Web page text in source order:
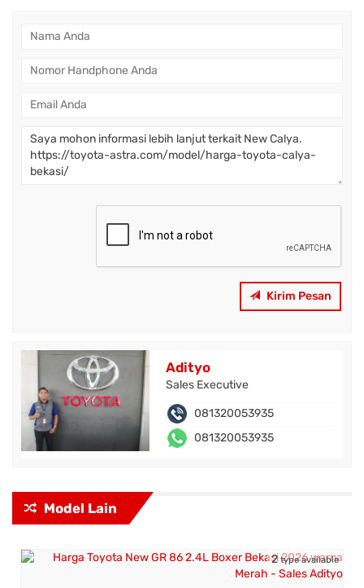
Kirim Pesan
Adityo
Sales Executive
081320053935
081320053935
Model Lain
2type available